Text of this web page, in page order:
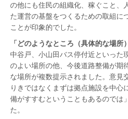
の他にも住民の組織化、稼ぐこと、
た運営の基盤をつくるための取組に
ことが印象的でした。
「どのようなところ（具体的な場所
中谷戸、小山田バス停付近といった
のよい場所の他、今後道路整備が期
な場所が複数提示されました。意見
りきではなくまずは拠点施設を中心
備がすすむということもあるのでは
た。